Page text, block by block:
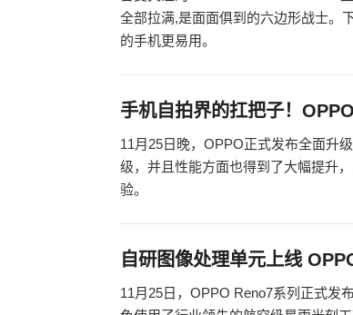
全部拉满,是面面俱到的六边形战士。
的手机更易用。
手机自拍界的扛把子！
11月25日晚，OPPO正式发布全面升
级，并且性能方面也得到了大幅提升
验。
自研图像处理单元上线
11月25日，OPPO Reno7系列正式发